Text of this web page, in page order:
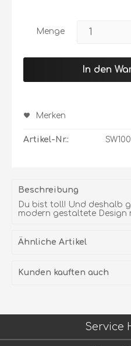
Menge
In den
Merken
Artikel-Nr.:
Beschreibung
Du bist toll! Und deshalb
modern gestaltete Design
Ähnliche Artikel
Kunden kauften auch
Service